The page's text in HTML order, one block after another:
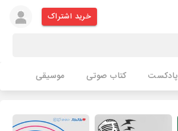
خرید اشتراک
پادکست کتاب صوتی موسیقی